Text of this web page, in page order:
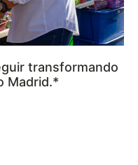
transformando
Madrid.*